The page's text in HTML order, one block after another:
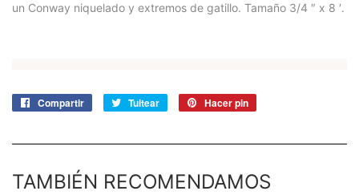
un Conway niquelado y extremos de gatillo. Tamaño 3/4 ″ x 8 ′.
Compartir
CompartirTuitear
Tuitear Hacer pin
TAMBIÉN RECOMENDAMOS